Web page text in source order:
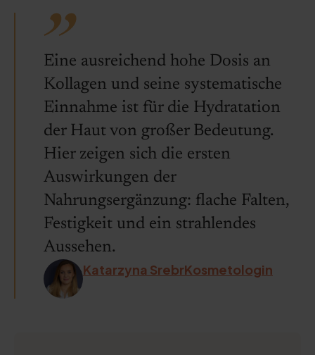
Eine ausreichend hohe Dosis an
Kollagen und seine systematische
Einnahme ist für die Hydratation
der Haut von großer Bedeutung.
Hier zeigen sich die ersten
Auswirkungen der
Nahrungsergänzung: flache Falten,
Festigkeit und ein strahlendes
Aussehen.
Katarzyna SrebrKosmetologin